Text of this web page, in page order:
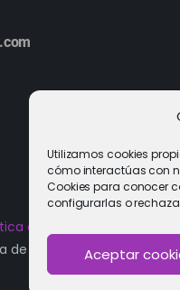
Utilizamos cookies
cómo interactúas con
Cookies para conocer
configurarlas o
Aceptar
de privacidad
de Fertilidad Imar